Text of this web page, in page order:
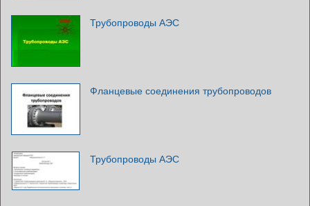
Трубопроводы АЭС
Фланцевые соединения трубопроводов
Трубопроводы АЭС